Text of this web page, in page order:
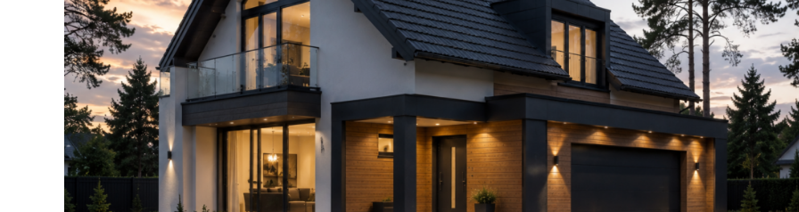
t
w
a
r
t
a
t
r
a
d